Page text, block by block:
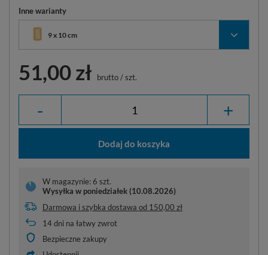
Inne warianty
9 x 10 cm
51,00 zł brutto/szt.
- +
Dodaj do koszyka
W magazynie: 6 szt.
Wysyłka w poniedziałek (10.08.2026)
Darmowa i szybka dostawa od 150,00 zł
14dni na łatwy zwrot
Bezpieczne zakupy